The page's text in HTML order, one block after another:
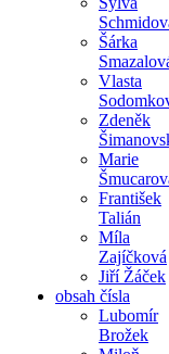
Šárka
Vlasta
Zdeněk
Marie
František
Talián
Míla
Zajíčková
Jiří Žáček
obsah čísla
Lubomír
Brožek